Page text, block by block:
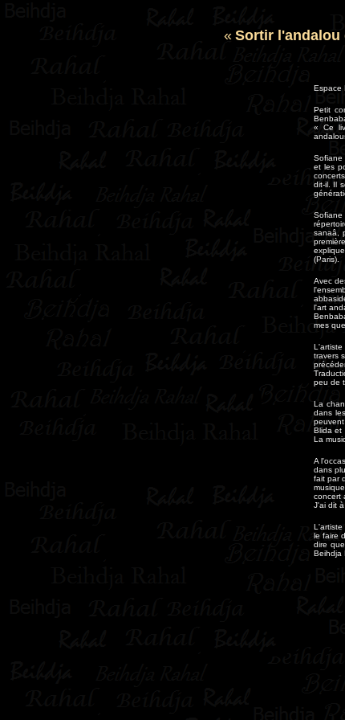
« Sortir l'andalou
Espace
Petit
« Ce
Sofiane
et les
dit-il. Il
Sofiane
sanaâ,
(Paris).
Avec
l'art
mes
travers
peu de
La
dans
Blida et
La
A
dans
fait par
concert
J'ai dit
L'artiste
le faire
dire
Beihdja